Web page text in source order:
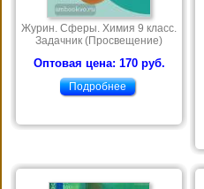
Журин. Сферы. Химия 9 класс.
Задачник (Просвещение)
Оптовая цена: 170 руб.
Подробнее